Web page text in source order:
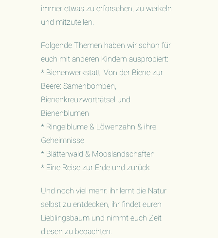
immer etwas zu erforschen, zu werkeln
und mitzuteilen.
Folgende Themen haben wir schon für
euch mit anderen Kindern ausprobiert:
* Bienenwerkstatt: Von der Biene zur
Beere: Samenbomben,
Bienenkreuzworträtsel und
Bienenblumen
* Ringelblume & Löwenzahn & ihre
Geheimnisse
* Blätterwald & Mooslandschaften
* Eine Reise zur Erde und zurück
Und noch viel mehr: ihr lernt die Natur
selbst zu entdecken, ihr findet euren
Lieblingsbaum und nimmt euch Zeit
diesen zu beoachten.